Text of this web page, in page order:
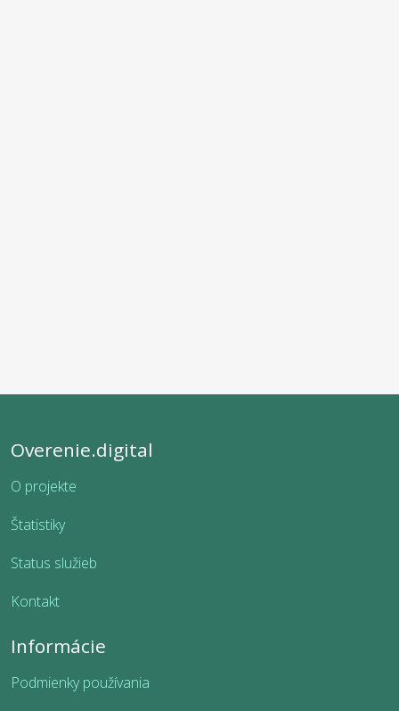
Overenie.digital
O projekte
Štatistiky
Status služieb
Kontakt
Informácie
Podmienky používania